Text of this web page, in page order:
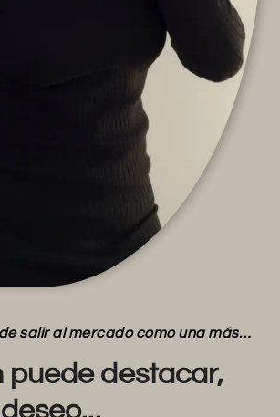
salir al mercado como una más…
puede destacar,